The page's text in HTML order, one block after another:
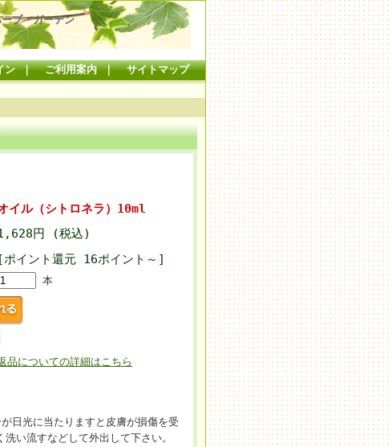
ブ・ガーデン
ン｜ ご利用案内｜ サイトマップ
イル（シトロネラ）10ml
円 (税込)
[ポイント還元 16ポイント～]
本
品についての詳細はこちら
日光に当たりますと皮膚が損傷を受
い流すなどして外出して下さい。